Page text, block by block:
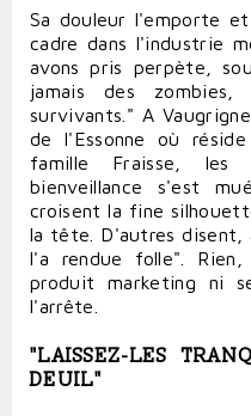
Sa douleur l'emporte
cadre dans l'industrie
avons pris perpète,
jamais des
survivants." A
de l'Essonne où
famille Fraisse, les
bienveillance s'est
croisent la fine
la tête. D'autres disent,
l'a rendue folle".
produit marketing ni
l'arrête.
"LAISSEZ-LES
DEUIL"